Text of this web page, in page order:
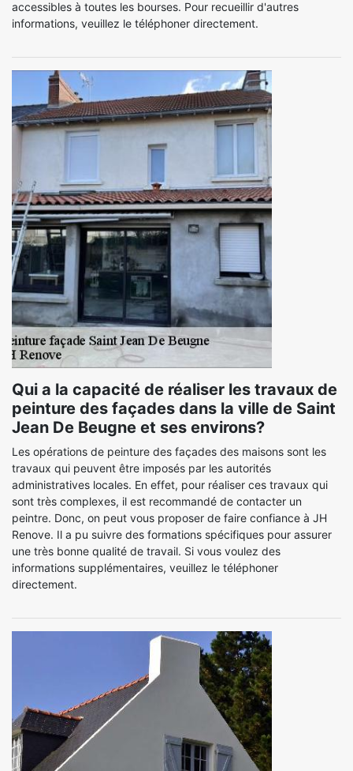
accessibles à toutes les bourses. Pour recueillir d'autres
informations, veuillez le téléphoner directement.
Qui a la capacité de réaliser les travaux de
peinture des façades dans la ville de Saint
Jean De Beugne et ses environs?
Les opérations de peinture des façades des maisons sont les
travaux qui peuvent être imposés par les autorités
administratives locales. En effet, pour réaliser ces travaux qui
sont très complexes, il est recommandé de contacter un
peintre. Donc, on peut vous proposer de faire confiance à JH
Renove. Il a pu suivre des formations spécifiques pour assurer
une très bonne qualité de travail. Si vous voulez des
informations supplémentaires, veuillez le téléphoner
directement.